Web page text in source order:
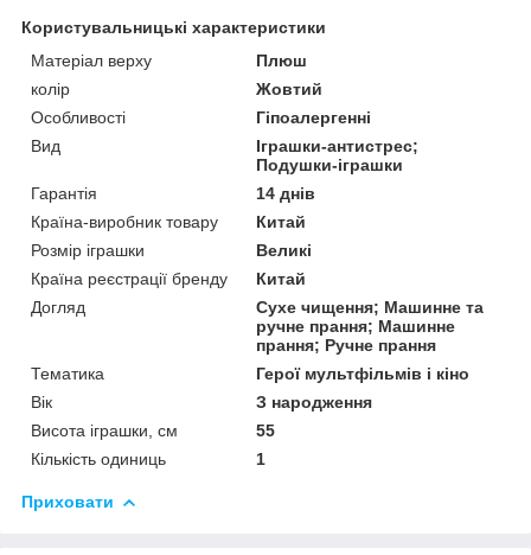
Користувальницькі характеристики
Матеріал верху
Плюш
колір
Жовтий
Особливості
Гіпоалергенні
Вид
Іграшки-антистрес;
Подушки-іграшки
Гарантія
14 днів
Країна-виробник товару
Китай
Розмір іграшки
Великі
Країна реєстрації бренду
Китай
Догляд
Сухе чищення; Машинне та
ручне прання; Машинне
прання; Ручне прання
Тематика
Герої мультфільмів і кіно
Вік
З народження
Висота іграшки, см
55
Кількість одиниць
1
Приховати